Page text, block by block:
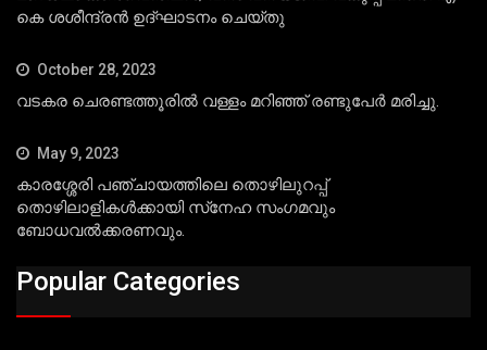
കെ ശശീന്ദ്രന്‍ ഉദ്ഘാടനം ചെയ്തു
October 28, 2023
വടകര ചെരണ്ടത്തൂരില്‍ വള്ളം മറിഞ്ഞ് രണ്ടുപേര്‍ മരിച്ചു.
May 9, 2023
കാരശ്ശേരി പഞ്ചായത്തിലെ തൊഴിലുറപ്പ്
തൊഴിലാളികള്‍ക്കായി സ്‌നേഹ സംഗമവും
ബോധവല്‍ക്കരണവും.
Popular Categories